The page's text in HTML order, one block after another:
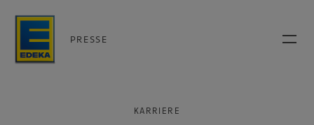
PRESSE
KARRIERE